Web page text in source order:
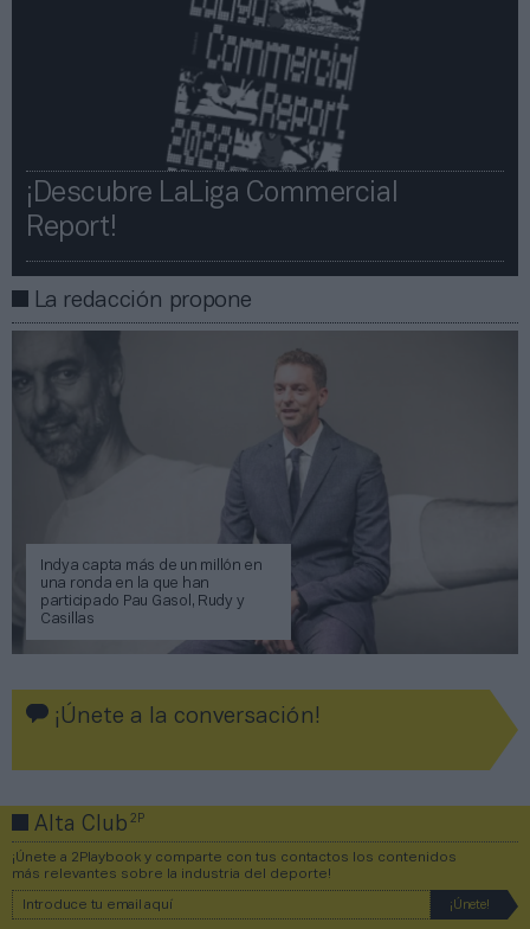
¡Descubre LaLiga Commercial
Report!​​
La redacción propone
Indya capta más de un millón en
una ronda en la que han
participado Pau Gasol, Rudy y
Casillas
¡Únete a la conversación!
Alta Club2P
¡Únete a 2Playbook y comparte con tus contactos los contenidos
más relevantes sobre la industria del deporte!